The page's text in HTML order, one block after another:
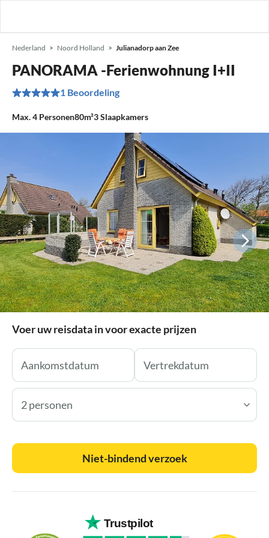
Nederland Noord Holland Julianadorp aan Zee
PANORAMA -Ferienwohnung I+II
1 Beoordeling
Max.4 Personen80m²3Slaapkamers
Voer uw reisdata in voor exacte prijzen
2 personen
Niet-bindend verzoek